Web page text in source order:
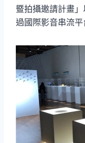
暨拍攝邀請計畫
過國際影音串流